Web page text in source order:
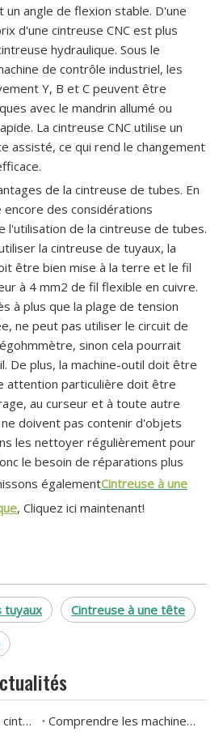
angle de flexion stable. D'une
d'une cintreuse CNC est plus
hydraulique. Sous le
de contrôle industriel, les
Y, B et C peuvent être
avec le mandrin allumé ou
La cintreuse CNC utilise un
assisté, ce qui rend le changement
de la cintreuse de tubes. En
des considérations
l'utilisation de la cintreuse de tubes.
la cintreuse de tuyaux, la
être bien mise à la terre et le fil
à 4 mm2 de fil flexible en cuivre.
à plus que la plage de tension
ne peut pas utiliser le circuit de
sinon cela pourrait
De plus, la machine-outil doit être
attention particulière doit être
au curseur et à toute autre
doivent pas contenir d'objets
les nettoyer régulièrement pour
le besoin de réparations plus
égalementCintreuse à une
, Cliquez ici maintenant!
tuyaux Cintreuse à une tête
Comment choisir une cintreuse de tuyaux hydraulique ?
Comprendre les machines à cintrer les tuyaux : explication des types et des applications